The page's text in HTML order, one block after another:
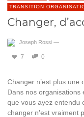
TRANSITION
Changer,
Joseph Rossi —
7 0
Changer n’est plus une
Dans nos organisations
que vous ayez entendu
changer n’est vraiment